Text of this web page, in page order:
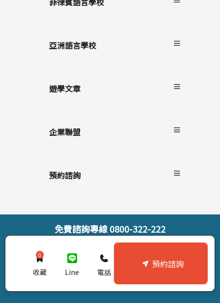
雙國遊學
碧瑤
克拉克
亞洲語言學校
遊學文章
遊學懶人包
語言學校/生活
企業聯盟
上學院留學
遊學隨身秘書APP
預約諮詢
線上直接報名
索取遊學雜誌
免費諮詢專線0800-322-222
收藏
0
Line 電話
預約諮詢